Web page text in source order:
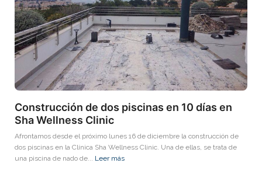
Construcción de dos piscinas en 10 días en
Sha Wellness Clinic
Afrontamos desde el próximo lunes 16 de diciembre la construcción de
dos piscinas en la Clínica Sha Wellness Clinic. Una de ellas, se trata de
una piscina de nado de... Leer más